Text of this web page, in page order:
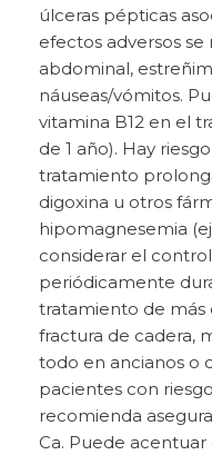
úlceras pépticas
efectos adversos
abdominal,
náuseas/vómitos.
vitamina B12 en el
de 1 año). Hay
tratamiento
digoxina u otros
hipomagnesemia
considerar el
periódicamente
tratamiento de más
fractura de cadera,
todo en ancianos o
pacientes con
recomienda
Ca. Puede